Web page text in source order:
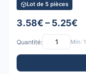
Lot de 5 pièces
3.58€ – 5.25€
Quantité: Min: 1